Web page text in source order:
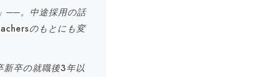
──。中途採用の話
のもとにも変
卒の就職後3年以